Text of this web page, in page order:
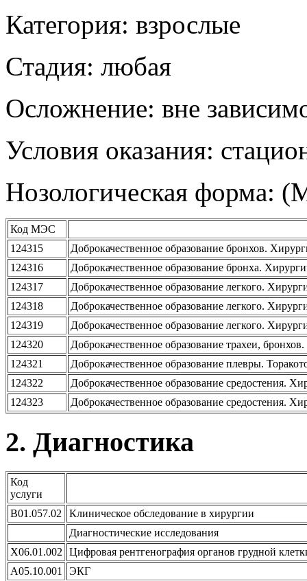
Категория: взрослые
Стадия: любая
Осложнение: вне
Условия оказания:
Нозологическая форма:
Код МЭС
124315
Доброкачественное образование бронхов.
124316
Доброкачественное образование бронха.
124317
Доброкачественное образование легкого.
124318
Доброкачественное образование легкого.
124319
Доброкачественное образование легкого.
124320
Доброкачественное образование трахеи,
124321
Доброкачественное образование плевры.
124322
Доброкачественное образование средостения.
124323
Доброкачественное образование средостения.
2. Диагностика
Код
услуги
B01.057.02
Клиническое обследование в хирургии
Диагностические исследования
X06.01.002
Цифровая рентгенография органов грудной
A05.10.001
ЭКГ